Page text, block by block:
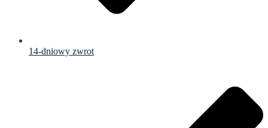
14-dniowy zwrot